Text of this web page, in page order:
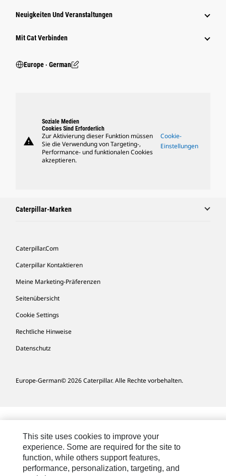
Neuigkeiten Und Veranstaltungen
Mit Cat Verbinden
Europe ‧ German
warning
Soziale Medien
Cookies Sind Erforderlich
Zur Aktivierung dieser Funktion müssen
Sie die Verwendung von Targeting-,
Performance- und funktionalen Cookies
akzeptieren.
Cookie-
Einstellungen
Caterpillar-Marken
Caterpillar.com
Caterpillar Kontaktieren
Meine Marketing-Präferenzen
Seitenübersicht
Cookie Settings
Rechtliche Hinweise
Datenschutz
Europe-German© 2026 Caterpillar. Alle Rechte vorbehalten.
This site uses cookies to improve your
experience. Some are required for the site to
function, while others support features,
performance, personalization, targeting, and